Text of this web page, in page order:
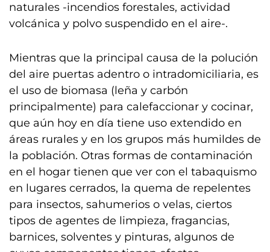
naturales -incendios forestales, actividad
volcánica y polvo suspendido en el aire-.
Mientras que la principal causa de la polución
del aire puertas adentro o intradomiciliaria, es
el uso de biomasa (leña y carbón
principalmente) para calefaccionar y cocinar,
que aún hoy en día tiene uso extendido en
áreas rurales y en los grupos más humildes de
la población. Otras formas de contaminación
en el hogar tienen que ver con el tabaquismo
en lugares cerrados, la quema de repelentes
para insectos, sahumerios o velas, ciertos
tipos de agentes de limpieza, fragancias,
barnices, solventes y pinturas, algunos de